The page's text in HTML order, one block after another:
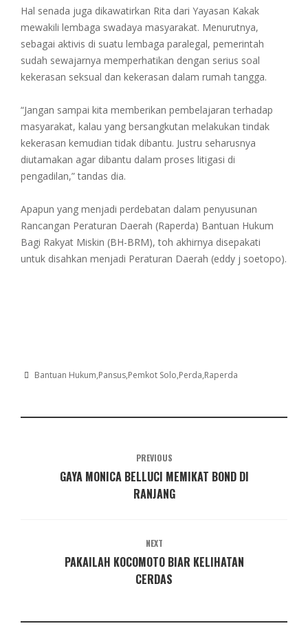
Hal senada juga dikawatirkan Rita dari Yayasan Kakak
mewakili lembaga swadaya masyarakat. Menurutnya,
sebagai aktivis di suatu lembaga paralegal, pemerintah
sudah sewajarnya memperhatikan dengan serius soal
kekerasan seksual dan kekerasan dalam rumah tangga.
“Jangan sampai kita memberikan pembelajaran terhadap
masyarakat, kalau yang bersangkutan melakukan tindak
kekerasan kemudian tidak dibantu. Justru seharusnya
diutamakan agar dibantu dalam proses litigasi di
pengadilan,” tandas dia.
Apapun yang menjadi perdebatan dalam penyusunan
Rancangan Peraturan Daerah (Raperda) Bantuan Hukum
Bagi Rakyat Miskin (BH-BRM), toh akhirnya disepakati
untuk disahkan menjadi Peraturan Daerah (eddy j soetopo).
Bantuan Hukum Pansus Pemkot Solo Perda Raperda
PREVIOUS
GAYA MONICA BELLUCI MEMIKAT BOND DI
RANJANG
NEXT
PAKAILAH KOCOMOTO BIAR KELIHATAN
CERDAS